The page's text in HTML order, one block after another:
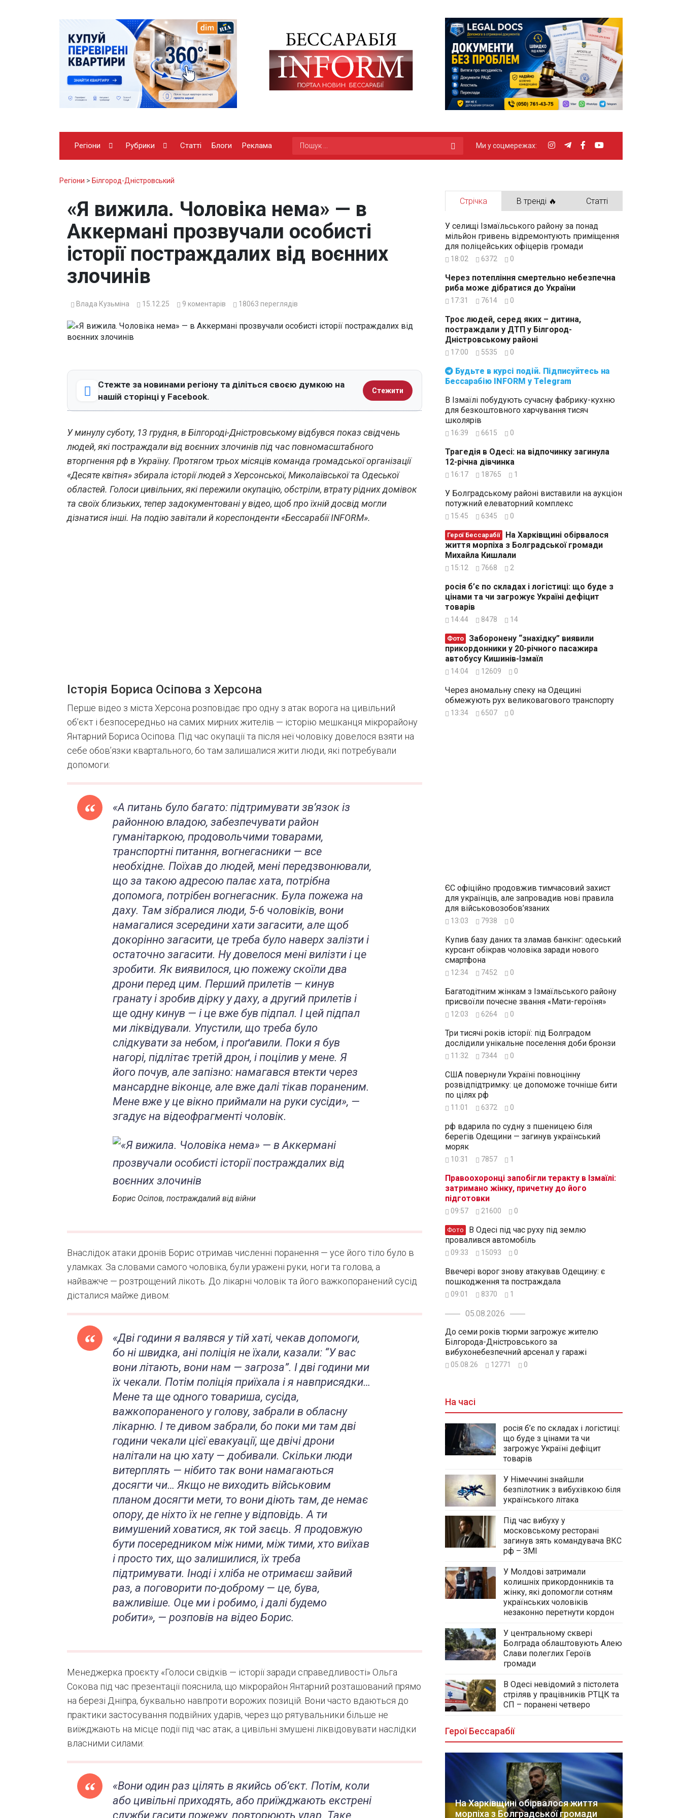
Регіони Рубрики Статті Блоги Реклама Ми у соцмережах:
Регіони > Білгород-Дністровський
«Я вижила. Чоловіка нема» — в
Аккермані прозвучали особисті
історії постраждалих від воєнних
злочинів
Влада Кузьміна 15.12.25 9 коментарів 18063 переглядів
Стежте за новинами регіону та діліться своєю думкою на
нашій сторінці у Facebook.
Стежити
У минулу суботу, 13 грудня, в Білгороді-Дністровському відбувся показ свідчень
людей, які постраждали від воєнних злочинів під час повномасштабного
вторгнення рф в Україну. Протягом трьох місяців команда громадської організації
«Десяте квітня» збирала історії людей з Херсонської, Миколаївської та Одеської
областей. Голоси цивільних, які пережили окупацію, обстріли, втрату рідних домівок
та своїх близьких, тепер задокументовані у відео, щоб про їхній досвід могли
дізнатися інші. На подію завітали й кореспонденти «Бессарабії INFORM».
Історія Бориса Осіпова з Херсона
Перше відео з міста Херсона розповідає про одну з атак ворога на цивільний
об’єкт і безпосередньо на самих мирних жителів — історію мешканця мікрорайону
Янтарний Бориса Осіпова. Під час окупації та після неї чоловіку довелося взяти на
себе обов’язки квартального, бо там залишалися жити люди, які потребували
допомоги:
«А питань було багато: підтримувати зв’язок із
районною владою, забезпечувати район
гуманітаркою, продовольчими товарами,
транспортні питання, вогнегасники — все
необхідне. Поїхав до людей, мені передзвонювали,
що за такою адресою палає хата, потрібна
допомога, потрібен вогнегасник. Була пожежа на
даху. Там зібралися люди, 5-6 чоловіків, вони
намагалися зсередини хати загасити, але щоб
докорінно загасити, це треба було наверх залізти і
остаточно загасити. Ну довелося мені вилізти і це
зробити. Як виявилося, цю пожежу скоїли два
дрони перед цим. Перший прилетів — кинув
гранату і зробив дірку у даху, а другий прилетів і
ще одну кинув — і це вже був підпал. І цей підпал
ми ліквідували. Упустили, що треба було
слідкувати за небом, і проґавили. Поки я був
нагорі, підлітає третій дрон, і поцілив у мене. Я
його почув, але запізно: намагався втекти через
мансардне віконце, але вже далі тікав пораненим.
Мене вже у це вікно приймали на руки сусіди», —
згадує на відеофрагменті чоловік.
Борис Осіпов, постраждалий від війни
Внаслідок атаки дронів Борис отримав численні поранення — усе його тіло було в
уламках. За словами самого чоловіка, були уражені руки, ноги та голова, а
найважче — розтрощений лікоть. До лікарні чоловік та його важкопоранений сусід
дісталися майже дивом:
«Дві години я валявся у тій хаті, чекав допомоги,
бо ні швидка, ані поліція не їхали, казали: “У вас
вони літають, вони нам — загроза”. І дві години ми
їх чекали. Потім поліція приїхала і я навприсядки…
Мене та ще одного товариша, сусіда,
важкопораненого у голову, забрали в обласну
лікарню. І те дивом забрали, бо поки ми там дві
години чекали цієї евакуації, ще двічі дрони
налітали на цю хату — добивали. Скільки люди
витерплять — нібито так вони намагаються
досягти чи… Якщо не виходить військовим
планом досягти мети, то вони діють там, де немає
опору, де ніхто їх не гепне у відповідь. А ти
вимушений ховатися, як той заєць. Я продовжую
бути посередником між ними, між тими, хто виїхав
і просто тих, що залишилися, їх треба
підтримувати. Іноді і хліба не отримаєш зайвий
раз, а поговорити по-доброму — це, бува,
важливіше. Оце ми і робимо, і далі будемо
робити», — розповів на відео Борис.
Менеджерка проєкту «Голоси свідків — історії заради справедливості» Ольга
Сокова під час презентації пояснила, що мікрорайон Янтарний розташований прямо
на березі Дніпра, буквально навпроти ворожих позицій. Вони часто вдаються до
практики застосування подвійних ударів, через що рятувальники більше не
виїжджають на місце події під час атак, а цивільні змушені ліквідовувати наслідки
власними силами:
«Вони один раз цілять в якийсь об’єкт. Потім, коли
або цивільні приходять, або приїжджають екстрені
служби гасити пожежу, повторюють удар. Таке
Стрічка В тренді 🔥 Статті
Бессарабію INFORM у Telegram
У селищі Ізмаїльського району за понад
мільйон гривень відремонтують приміщення
для поліцейських офіцерів громади
18:02 6372 0
Через потепління смертельно небезпечна
риба може дібратися до України
17:31 7614 0
Троє людей, серед яких – дитина,
постраждали у ДТП у Білгород-
Дністровському районі
17:00 5535 0
В Ізмаїлі побудують сучасну фабрику-кухню
для безкоштовного харчування тисяч
школярів
16:39 6615 0
Трагедія в Одесі: на відпочинку загинула
12-річна дівчинка
16:17 18765 1
У Болградському районі виставили на аукціон
потужний елеваторний комплекс
15:45 6345 0
Герої Бессарабії
життя морпіха з Болградської громади
Михайла Кишлали
15:12 7668 2
росія б’є по складах і логістиці: що буде з
цінами та чи загрожує Україні дефіцит
товарів
14:44 8478 14
Фото
прикордонники у 20-річного пасажира
автобусу Кишинів-Ізмаїл
14:04 12609 0
Через аномальну спеку на Одещині
обмежують рух великовагового транспорту
13:34 6507 0
ЄС офіційно продовжив тимчасовий захист
для українців, але запровадив нові правила
для військовозобов’язаних
13:03 7938 0
Купив базу даних та зламав банкінг: одеський
курсант обікрав чоловіка заради нового
смартфона
12:34 7452 0
Багатодітним жінкам з Ізмаїльського району
присвоїли почесне звання «Мати-героїня»
12:03 6264 0
Три тисячі років історії: під Болградом
дослідили унікальне поселення доби бронзи
11:32 7344 0
США повернули Україні повноцінну
розвідпідтримку: це допоможе точніше бити
по цілях рф
11:01 6372 0
рф вдарила по судну з пшеницею біля
берегів Одещини — загинув український
моряк
10:31 7857 1
Правоохоронці запобігли теракту в Ізмаїлі:
затримано жінку, причетну до його
підготовки
09:57 21600 0
Фото
провалився автомобіль
09:33 15093 0
Ввечері ворог знову атакував Одещину: є
пошкодження та постраждала
09:01 8370 1
05.08.2026
До семи років тюрми загрожує жителю
Білгорода-Дністровського за
вибухонебезпечний арсенал у гаражі
05.08.26 12771 0
На часі
росія б’є по складах і логістиці:
що буде з цінами та чи
загрожує Україні дефіцит
товарів
У Німеччині знайшли
безпілотник з вибухівкою біля
українського літака
Під час вибуху у
московському ресторані
загинув зять командувача ВКС
рф – ЗМІ
У Молдові затримали
колишніх прикордонників та
жінку, які допомогли сотням
українських чоловіків
незаконно перетнути кордон
У центральному сквері
Болграда облаштовують Алею
Слави полеглих Героїв
громади
В Одесі невідомий з пістолета
стріляв у працівників РТЦК та
СП – поранені четверо
Герої Бессарабії
На Харківщині обірвалося життя
морпіха з Болградської громади